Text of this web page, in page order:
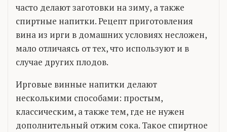
часто делают заготовки на зиму, а также
спиртные напитки. Рецепт приготовления
вина из ирги в домашних условиях несложен,
мало отличаясь от тех, что используют и в
случае других плодов.
Ирговые винные напитки делают
несколькими способами: простым,
классическим, а также тем, где не нужен
дополнительный отжим сока. Такое спиртное